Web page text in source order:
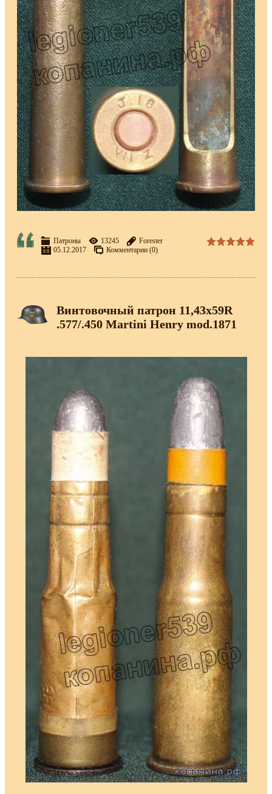
Патроны 13245
Forester
05.12.2017
Комментарии (0)
Винтовочный патрон 11,43x59R
.577/.450 Martini Henry mod.1871